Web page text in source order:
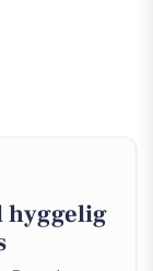
hyggelig